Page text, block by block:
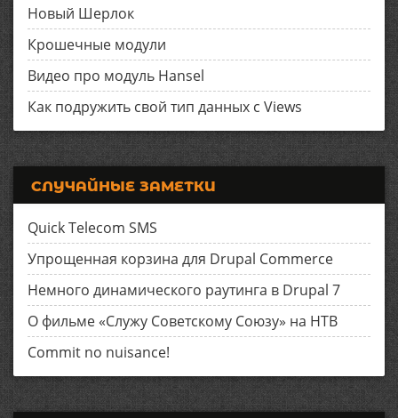
Новый Шерлок
Крошечные модули
Видео про модуль Hansel
Как подружить свой тип данных с Views
СЛУЧАЙНЫЕ ЗАМЕТКИ
Quick Telecom SMS
Упрощенная корзина для Drupal Commerce
Немного динамического раутинга в Drupal 7
О фильме «Служу Советскому Союзу» на НТВ
Commit no nuisance!